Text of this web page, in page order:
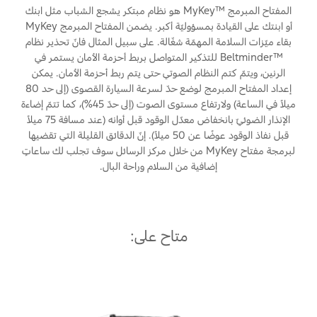
البحرين
العراق
الأردن
الكويت
لبنان
طلب سعر
البحث عن الوكيل
أسطول فورد
إضافات
فورد بروتكت
خطة الخدمات الممتدة
الخدمات السريعة
المساعدة على الطريق
خطة الخدمات الممتدة
إصلاح أضرار الحوادث
القسائم والخصومات الخاصة بالصيانة
كويك لاين
الإطارات
المفتاح المبرمج ™MyKey هو نظام مبتكر يشجع الشباب مثل ابنك
أو ابنتك على القيادة بمسؤوليّة أكبر. يضمن المفتاح المبرمج MyKey
بقاء ميّزات السلامة المهمّة شغّالة. على سبيل المثال فانّ تحذير نظام
™Beltminder للتذكير المتواصل بربط أحزمة الأمان يستمر في
الرنين، ويتمّ كتم النظام الصوتي حتى يتم ربط أحزمة الأمان. يمكن
إعداد المفتاح المبرمج لوضع حدّ لسرعة السيارة القصوى (إلى حد 80
ميلاً في الساعة) ولارتفاع مستوى الصوت (إلى حدّ 45%)، كما تتمّ إضاءة
الإنذار الضوئيّ بانخفاض معدّل الوقود قبل أوانه (عند مسافة 75 ميلاً
قبل نفاذ الوقود عوضًا عن 50 ميلاً). إنّ الدقائق القليلة التي تقضيها
لبرمجة مفتاح MyKey من خلال مركز الرسائل سوف تجلب لك ساعاتٍ
إضافية من السلام وراحة البال.
متاح على: